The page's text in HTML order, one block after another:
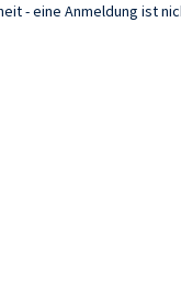
- eine Anmeldung ist